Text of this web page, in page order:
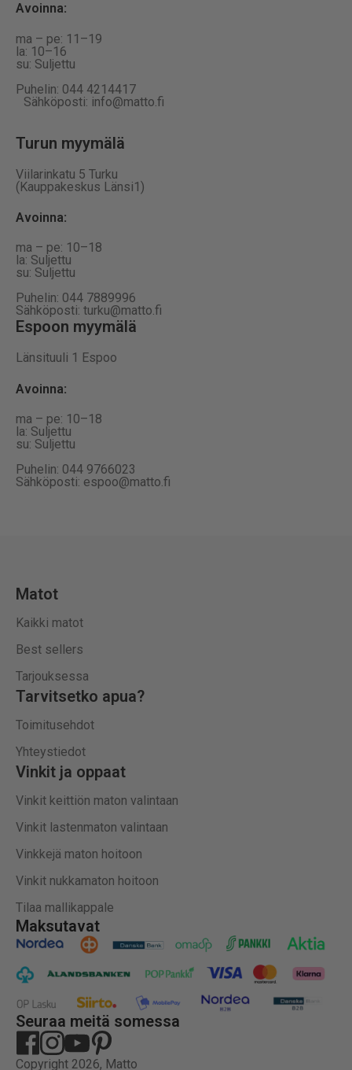
Avoinna:
ma – pe: 11–19
la: 10–16
su: Suljettu
Puhelin: 044 4214417
Sähköposti: info@matto.fi
Turun myymälä
Viilarinkatu 5 Turku
(Kauppakeskus Länsi1)
Avoinna:
ma – pe: 10–18
la: Suljettu
su: Suljettu
Puhelin: 044 7889996
Sähköposti: turku@matto.fi
Espoon myymälä
Länsituuli 1 Espoo
Avoinna:
ma – pe: 10–18
la: Suljettu
su: Suljettu
Puhelin: 044 9766023
Sähköposti: espoo@matto.fi
Maksutavat
Seuraa meitä somessa
Copyright 2026, Matto
Matot
Kaikki matot
Best sellers
Tarjouksessa
Tarvitsetko apua?
Toimitusehdot
Yhteystiedot
Vinkit ja oppaat
Vinkit keittiön maton valintaan
Vinkit lastenmaton valintaan
Vinkkejä maton hoitoon
Vinkit nukkamaton hoitoon
Tilaa mallikappale